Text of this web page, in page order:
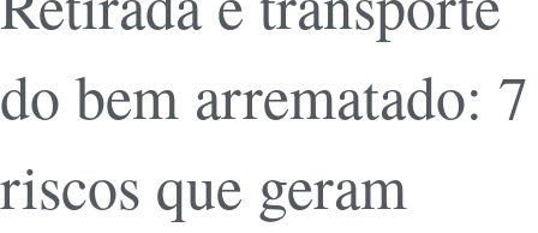
do bem arrematado: 7
riscos que geram